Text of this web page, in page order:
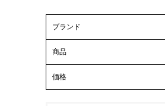
ブランド
商品
価格